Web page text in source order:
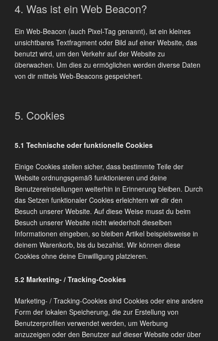
4. Was ist ein Web Beacon?
Ein Web-Beacon (auch Pixel-Tag genannt), ist ein kleines
unsichtbares Textfragment oder Bild auf einer Website, das
benutzt wird, um den Verkehr auf der Website zu
überwachen. Um dies zu ermöglichen werden diverse Daten
von dir mittels Web-Beacons gespeichert.
5. Cookies
5.1 Technische oder funktionelle Cookies
Einige Cookies stellen sicher, dass bestimmte Teile der
Website ordnungsgemäß funktionieren und deine
Benutzereinstellungen weiterhin in Erinnerung bleiben. Durch
das Setzen funktionaler Cookies erleichtern wir dir den
Besuch unserer Website. Auf diese Weise musst du beim
Besuch unserer Website nicht wiederholt dieselben
Informationen eingeben, so bleiben Artikel beispielsweise in
deinem Warenkorb, bis du bezahlst. Wir können diese
Cookies ohne deine Einwilligung platzieren.
5.2 Marketing- / Tracking-Cookies
Marketing- / Tracking-Cookies sind Cookies oder eine andere
Form der lokalen Speicherung, die zur Erstellung von
Benutzerprofilen verwendet werden, um Werbung
anzuzeigen oder den Benutzer auf dieser Website oder über